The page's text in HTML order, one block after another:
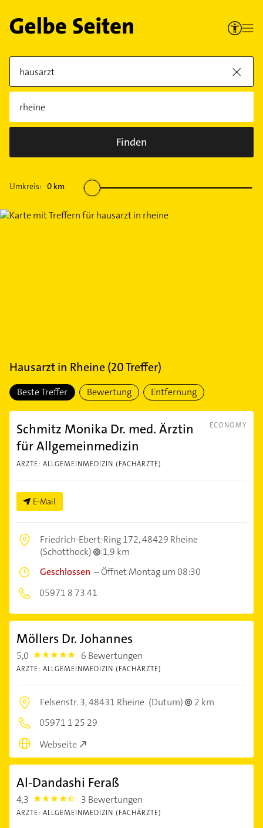
Finden
Umkreis: 0 km
Hausarztin Rheine(20Treffer)
Beste Treffer Bewertung Entfernung
ECONOMY
Schmitz Monika Dr. med. Ärztin
für Allgemeinmedizin
ÄRZTE: ALLGEMEINMEDIZIN (FACHÄRZTE)
E-Mail
Friedrich-Ebert-Ring 172,48429 Rheine
(Schotthock)
1,9 km
Geschlossen –Öffnet Montag um 08:30
05971 8 73 41
Möllers Dr. Johannes
5,0 5.0 6 Bewertungen
ÄRZTE: ALLGEMEINMEDIZIN (FACHÄRZTE)
Felsenstr. 3,48431 Rheine (Dutum)
2 km
05971 1 25 29
Webseite
Al-Dandashi Feraß
4,3 4.3 3 Bewertungen
ÄRZTE: ALLGEMEINMEDIZIN (FACHÄRZTE)